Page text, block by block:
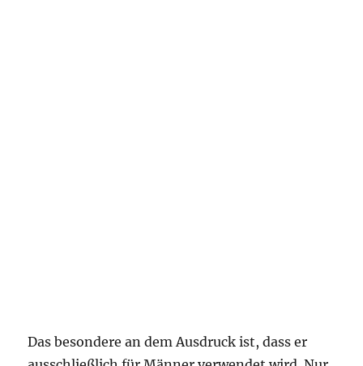
Das besondere an dem Ausdruck ist, dass er